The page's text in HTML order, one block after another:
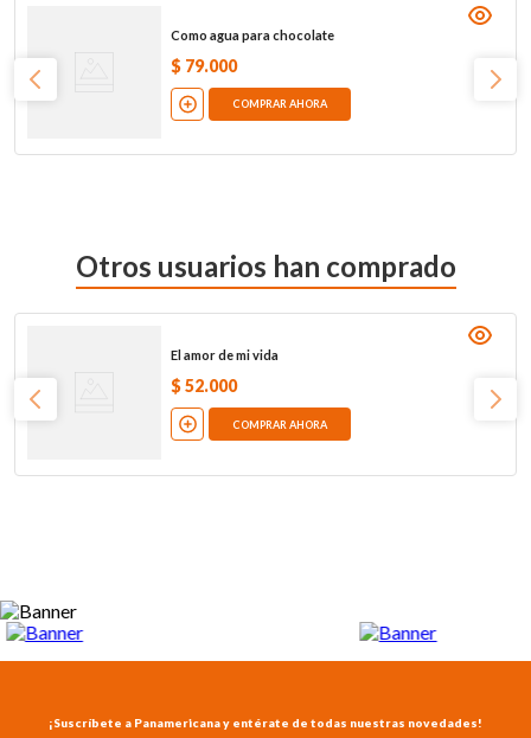
Como agua para chocolate
$ 79.000
COMPRAR AHORA
Otros usuarios han comprado
El amor de mi vida
$ 52.000
COMPRAR AHORA
¡Suscríbete a Panamericana y entérate de todas nuestras novedades!